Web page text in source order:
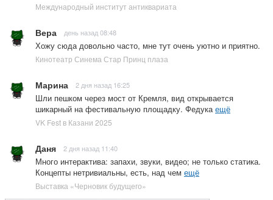
Международный институт антиквариата
Вера день назад 08:48
Хожу сюда довольно часто, мне тут очень уютно и приятно.
Кинотеатр Синема Стар Принц плаза
Марина 2 дня назад 16:25
Шли пешком через мост от Кремля, вид открывается
шикарный на фестивальную площадку. Федукаещё
VK Fest в Казани 2025
Даня 2 дня назад 11:40
Много интерактива: запахи, звуки, видео; не только статика.
Концепты нетривиальны, есть, над чем ещё
Выставка «Черновик будущего»